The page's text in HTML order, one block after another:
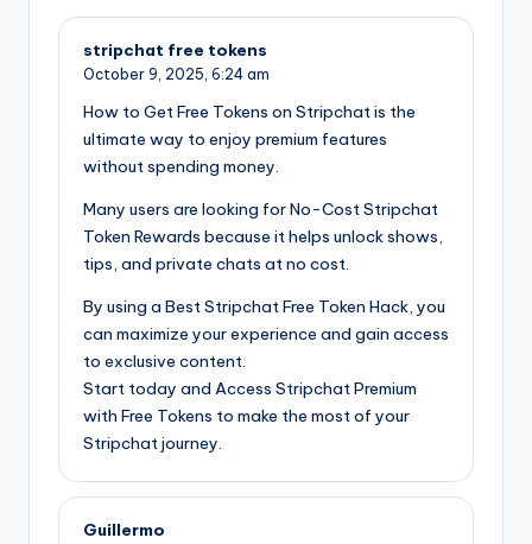
stripchat free tokens
October 9, 2025, 6:24 am
How to Get Free Tokens on Stripchat is the
ultimate way to enjoy premium features
without spending money.
Many users are looking for No-Cost Stripchat
Token Rewards because it helps unlock shows,
tips, and private chats at no cost.
By using a Best Stripchat Free Token Hack, you
can maximize your experience and gain access
to exclusive content.
Start today and Access Stripchat Premium
with Free Tokens to make the most of your
Stripchat journey.
Guillermo